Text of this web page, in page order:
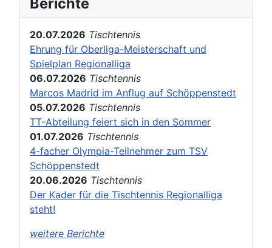
20.07.2026 Tischtennis
Ehrung für Oberliga-Meisterschaft und
Spielplan Regionalliga
06.07.2026 Tischtennis
Marcos Madrid im Anflug auf Schöppenstedt
05.07.2026 Tischtennis
TT-Abteilung feiert sich in den Sommer
01.07.2026 Tischtennis
4-facher Olympia-Teilnehmer zum TSV
Schöppenstedt
20.06.2026 Tischtennis
Der Kader für die Tischtennis Regionalliga
steht!
weitere Berichte